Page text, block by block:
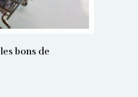
bons de